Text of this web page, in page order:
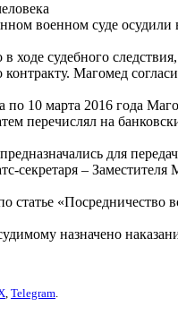
военном суде
в ходе судебного
Магомед
по 10 марта 2016 года
перечислял на
для
секретаря –
статье «Посредничество
назначено
, Telegram.